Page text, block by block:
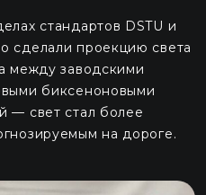
стандартов DSTU и
сделали проекцию света
между заводскими
биксеноновыми
— свет стал более
на дороге.